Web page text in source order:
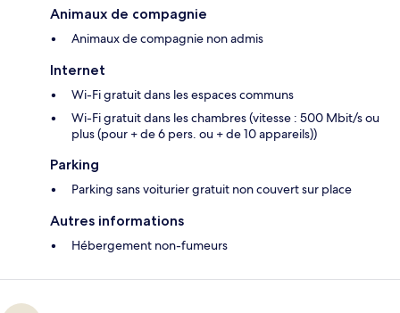
Animaux de compagnie
Animaux de compagnie non admis
Internet
Wi-Fi gratuit dans les espaces communs
Wi-Fi gratuit dans les chambres (vitesse : 500 Mbit/s ou
plus (pour + de 6 pers. ou + de 10 appareils))
Parking
Parking sans voiturier gratuit non couvert sur place
Autres informations
Hébergement non-fumeurs